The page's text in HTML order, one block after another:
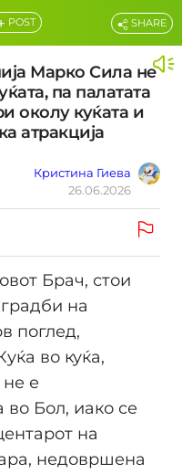
POST
Марко Сила не
па палатата
околу куќата и
атракција
Кристина Гиева
26.06.2026
SHARE
Брач, стои
на
поглед,
во куќа,
не е
во Бол, иако се
на
недовршена